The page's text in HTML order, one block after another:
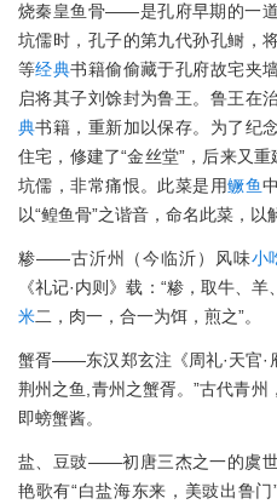
烧秦皇鱼骨——是孔府早期的一
坑儒时，孔子的第九代孙孔鲥，
等经典书籍偷偷藏于孔府故宅夹
启将其子刘馀封为鲁王。鲁王在
典书籍，重新加以保存。为了纪
住宅，修建了“金丝堂”，后来又
坑儒，非常痛恨。此菜是用鳜鱼
以“鳇鱼骨”之谐音，命名此菜，以
糁——古沂州（今临沂）风味小
《礼记·内则》载：“糁，取牛、
米二，肉一，合一为饵，煎之”。
蟹胥——东汉郑玄注《周礼·天官·
荆州之鱼,青州之蟹胥。”古代青
即螃蟹酱。
盐、豆豉——初唐三杰之一的虞
艳歌有“白盐海东来，美豉出鲁